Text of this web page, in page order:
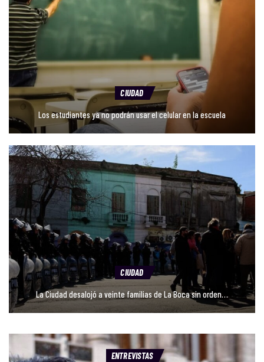
CIUDAD
Los estudiantes ya no podrán usar el celular en la escuela
CIUDAD
La Ciudad desalojó a veinte familias de La Boca sin orden…
ENTREVISTAS